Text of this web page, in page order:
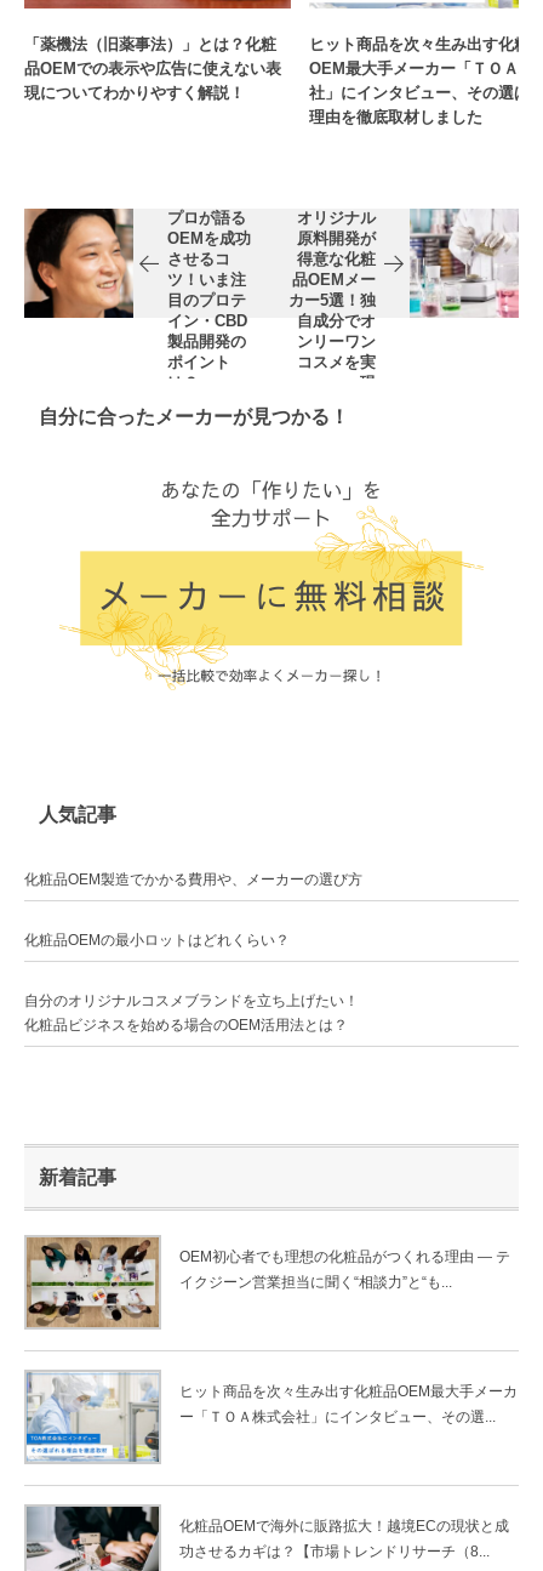
「薬機法（旧薬事法）」とは？化粧
品OEMでの表示や広告に使えない表
現についてわかりやすく解説！
ヒット商品を次々生み出す化粧
OEM最大手メーカー「ＴＯＡ株
社」にインタビュー、その選ば
理由を徹底取材しました
プロが語る
OEMを成功
させるコ
ツ！いま注
目のプロテ
イン・CBD
製品開発の
ポイント
は？
オリジナル
原料開発が
得意な化粧
品OEMメー
カー5選！独
自成分でオ
ンリーワン
コスメを実
現
自分に合ったメーカーが見つかる！
人気記事
化粧品OEM製造でかかる費用や、メーカーの選び方
化粧品OEMの最小ロットはどれくらい？
自分のオリジナルコスメブランドを立ち上げたい！
化粧品ビジネスを始める場合のOEM活用法とは？
新着記事
OEM初心者でも理想の化粧品がつくれる理由 ― テ
イクジーン営業担当に聞く“相談力”と“も...
ヒット商品を次々生み出す化粧品OEM最大手メーカ
ー「ＴＯＡ株式会社」にインタビュー、その選...
化粧品OEMで海外に販路拡大！越境ECの現状と成
功させるカギは？【市場トレンドリサーチ（8...